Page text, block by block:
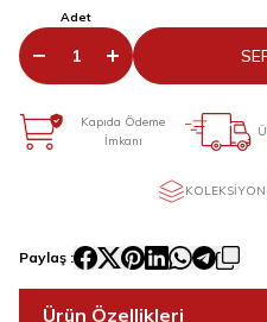
Adet
Kapıda Ödeme
İmkanı
KOLEKSIYON
Paylaş :
Ürün Özellikleri